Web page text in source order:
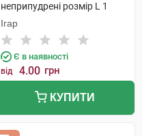
неприпудрені розмір L 1
пара
Ігар
Є в наявності
від 4.00 грн
КУПИТИ